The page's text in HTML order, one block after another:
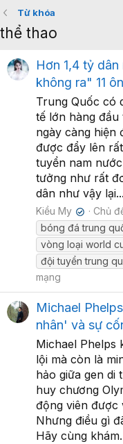
Từ khóa
thể thao
Hơn 1,4 tỷ
không ra" 11
Trung Quốc có
tế lớn hàng đầu
ngày càng hiện
được đẩy lên
tuyển nam
tưởng như rất
dân như vậy lại...
Kiều My ✔ Chủ
bóng đá trung
vòng loại world
đội tuyển trung
mạng
Michael
nhân' và sự
Michael Phelps
lội mà còn là
hảo giữa gen di
huy chương
động viên được
Nhưng điều gì
Hãy cùng